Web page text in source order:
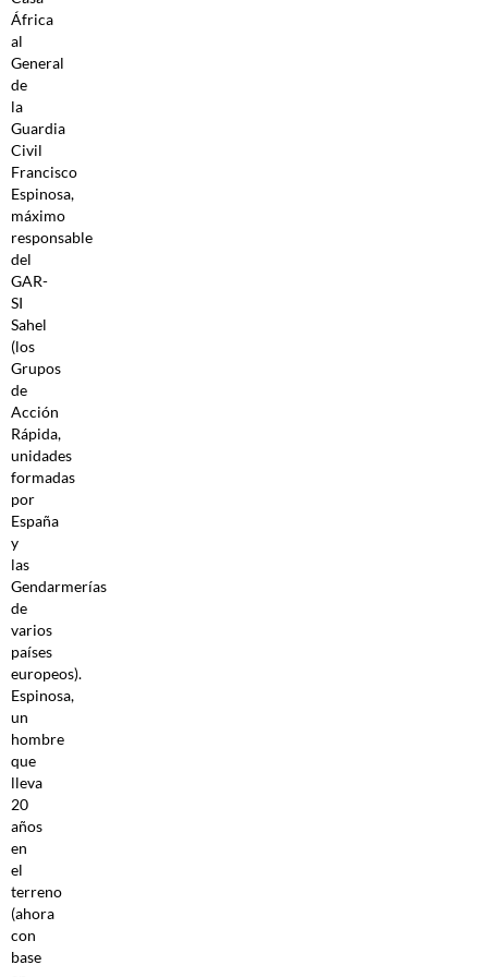
África
al
General
de
la
Guardia
Civil
Francisco
Espinosa,
máximo
responsable
del
GAR-
SI
Sahel
(los
Grupos
de
Acción
Rápida,
unidades
formadas
por
España
y
las
Gendarmerías
de
varios
países
europeos).
Espinosa,
un
hombre
que
lleva
20
años
en
el
terreno
(ahora
con
base